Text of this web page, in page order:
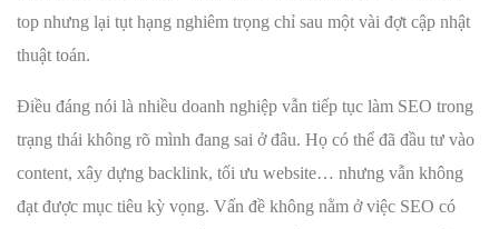
top nhưng lại tụt hạng nghiêm trọng chỉ sau một vài đợt cập nhật
thuật toán.
Điều đáng nói là nhiều doanh nghiệp vẫn tiếp tục làm SEO trong
trạng thái không rõ mình đang sai ở đâu. Họ có thể đã đầu tư vào
content, xây dựng backlink, tối ưu website… nhưng vẫn không
đạt được mục tiêu kỳ vọng. Vấn đề không nằm ở việc SEO có